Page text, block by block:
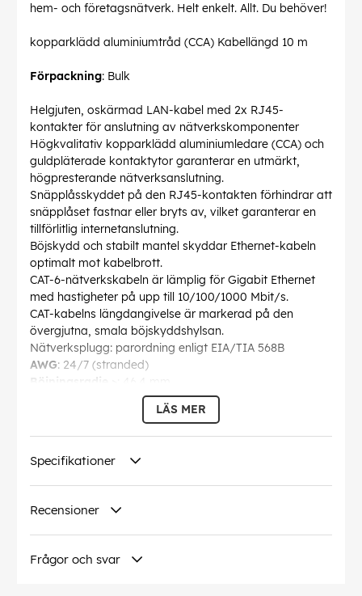
hem- och företagsnätverk. Helt enkelt. Allt. Du behöver!
kopparklädd aluminiumtråd (CCA) Kabellängd 10 m
Förpackning: Bulk
Helgjuten, oskärmad LAN-kabel med 2x RJ45-
kontakter för anslutning av nätverkskomponenter
Högkvalitativ kopparklädd aluminiumledare (CCA) och
guldpläterade kontaktytor garanterar en utmärkt,
högpresterande nätverksanslutning.
Snäpplåsskyddet på den RJ45-kontakten förhindrar att
snäpplåset fastnar eller bryts av, vilket garanterar en
tillförlitlig internetanslutning.
Böjskydd och stabilt mantel skyddar Ethernet-kabeln
optimalt mot kabelbrott.
CAT-6-nätverkskabeln är lämplig för Gigabit Ethernet
med hastigheter på upp till 10/100/1000 Mbit/s.
CAT-kabelns längdangivelse är markerad på den
övergjutna, smala böjskyddshylsan.
Nätverksplugg: parordning enligt EIA/TIA 568B
AWG: 24/7 (stranded)
Böjningsradie >
: 5.8 mm
Avskärmnings klass: U/UTP
Arbetstemperatur upp till
Drifttemperatur från: -20 °C
Böjskydd: tvåsidig
Kabeltyp: Rundkabel
Material kabelmantel
Innerledare material
LÄS MER
Specifikationer
Recensioner
Frågor och svar